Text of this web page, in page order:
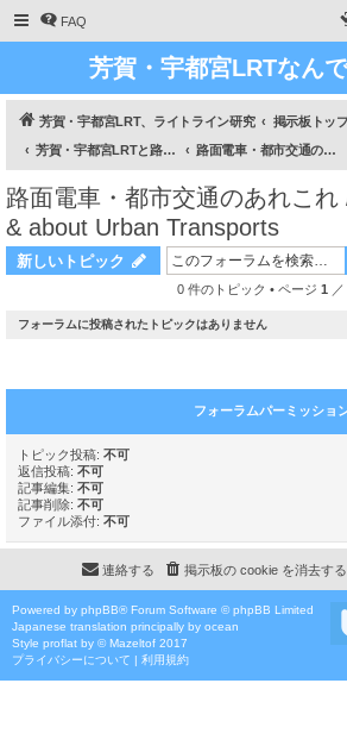
FAQ
芳賀・宇都宮LRTなん
芳賀・宇都宮LRT、ライトライン研究
掲示板トッ
芳賀・宇都宮LRTと路面電車のあれこれ / All about Haga Utsunomiya LRT and about Trams
路面電車・都市交通のあれこれ / All about Trams & about Urban Transports
路面電車・都市交通のあれこ
& about Urban Transports
新しいトピック
0 件のトピック • ページ 1 ／
フォーラムに投稿されたトピックはありません
フォーラムパーミッショ
トピック投稿: 不可
返信投稿: 不可
記事編集: 不可
記事削除: 不可
ファイル添付: 不可
掲示板の cookie を消去する
連絡する
Powered by phpBB® Forum Software © phpBB Limited
Japanese translation principally by ocean
Style proflat by ©Mazeltof 2017
プライバシーについて | 利用規約